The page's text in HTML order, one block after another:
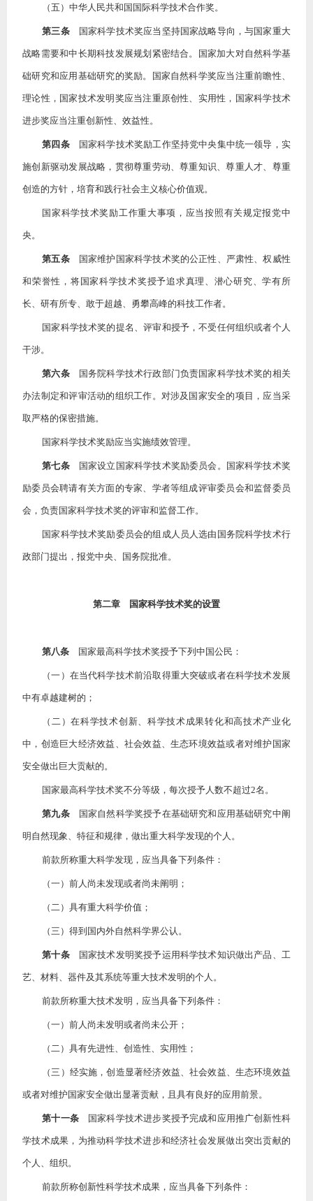
（五）中华人民共和国国际科学技术合作奖。
第三条国家科学技术奖应当坚持国家战略导向，与国家重大
战略需要和中长期科技发展规划紧密结合。国家加大对自然科学基
础研究和应用基础研究的奖励。国家自然科学奖应当注重前瞻性、
理论性，国家技术发明奖应当注重原创性、实用性，国家科学技术
进步奖应当注重创新性、效益性。
第四条国家科学技术奖励工作坚持党中央集中统一领导，实
施创新驱动发展战略，贯彻尊重劳动、尊重知识、尊重人才、尊重
创造的方针，培育和践行社会主义核心价值观。
国家科学技术奖励工作重大事项，应当按照有关规定报党中
央。
第五条国家维护国家科学技术奖的公正性、严肃性、权威性
和荣誉性，将国家科学技术奖授予追求真理、潜心研究、学有所
长、研有所专、敢于超越、勇攀高峰的科技工作者。
国家科学技术奖的提名、评审和授予，不受任何组织或者个人
干涉。
第六条国务院科学技术行政部门负责国家科学技术奖的相关
办法制定和评审活动的组织工作。对涉及国家安全的项目，应当采
取严格的保密措施。
国家科学技术奖励应当实施绩效管理。
第七条国家设立国家科学技术奖励委员会。国家科学技术奖
励委员会聘请有关方面的专家、学者等组成评审委员会和监督委员
会，负责国家科学技术奖的评审和监督工作。
国家科学技术奖励委员会的组成人员人选由国务院科学技术行
政部门提出，报党中央、国务院批准。
第二章 国家科学技术奖的设置
第八条 国家最高科学技术奖授予下列中国公民：
（一）在当代科学技术前沿取得重大突破或者在科学技术发展
中有卓越建树的；
（二）在科学技术创新、科学技术成果转化和高技术产业化
中，创造巨大经济效益、社会效益、生态环境效益或者对维护国家
安全做出巨大贡献的。
国家最高科学技术奖不分等级，每次授予人数不超过2名。
第九条国家自然科学奖授予在基础研究和应用基础研究中阐
明自然现象、特征和规律，做出重大科学发现的个人。
前款所称重大科学发现，应当具备下列条件：
（一）前人尚未发现或者尚未阐明；
（二）具有重大科学价值；
（三）得到国内外自然科学界公认。
第十条国家技术发明奖授予运用科学技术知识做出产品、工
艺、材料、器件及其系统等重大技术发明的个人。
前款所称重大技术发明，应当具备下列条件：
（一）前人尚未发明或者尚未公开；
（二）具有先进性、创造性、实用性；
（三）经实施，创造显著经济效益、社会效益、生态环境效益
或者对维护国家安全做出显著贡献，且具有良好的应用前景。
第十一条国家科学技术进步奖授予完成和应用推广创新性科
学技术成果，为推动科学技术进步和经济社会发展做出突出贡献的
个人、组织。
前款所称创新性科学技术成果，应当具备下列条件：